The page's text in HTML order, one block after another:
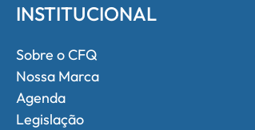
INSTITUCIONAL
Sobre o CFQ
Nossa Marca
Agenda
Legislação